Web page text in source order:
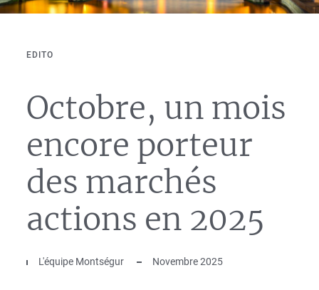
EDITO
Octobre, un mois
encore porteur
des marchés
actions en 2025
L'équipe Montségur Novembre 2025